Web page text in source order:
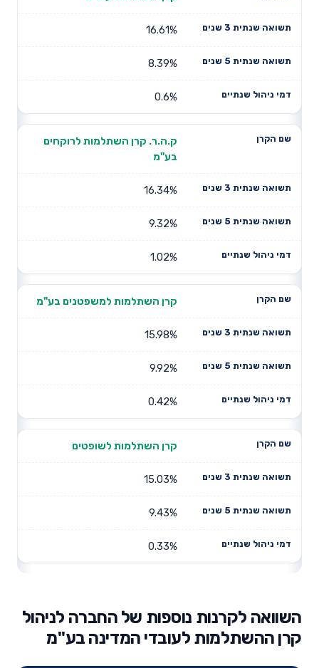
16.61%
8.39%
0.6%
ק.ה.ר. קרן השתלמות לרוקחים
בע"מ
16.34%
9.32%
1.02%
קרן השתלמות למשפטנים בע"מ
15.98%
9.92%
0.42%
קרן השתלמות לשופטים
15.03%
9.43%
0.33%
השוואה לקרנות נוספות של החברה לניהול
קרן ההשתלמות לעובדי המדינה בע"מ